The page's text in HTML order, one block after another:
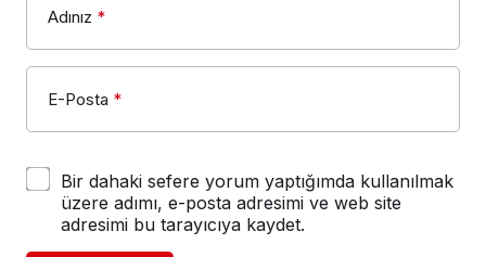
Adınız *
E-Posta *
Bir dahaki sefere yorum yaptığımda kullanılmak
üzere adımı, e-posta adresimi ve web site
adresimi bu tarayıcıya kaydet.